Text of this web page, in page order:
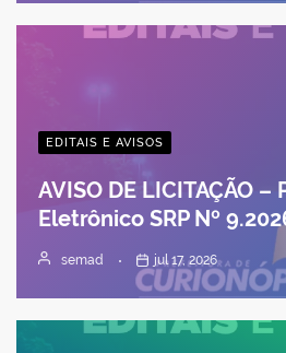
EDITAIS E AVISOS
AVISO DE LICITAÇÃO –
Eletrônico SRP Nº
semad jul 17, 2026